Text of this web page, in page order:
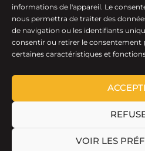
informations de l'appareil. Le
nous permettra de traiter des
de navigation ou les identifiants
consentir ou retirer le consentement
certaines caractéristiques et
VOIR LES
LTF © 2026 · Tous